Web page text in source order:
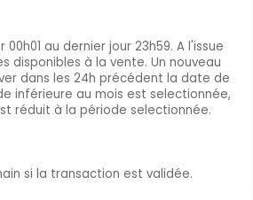
au dernier jour 23h59. A l'issue
à la vente. Un nouveau
dans les 24h précédent la date de
inférieure au mois est selectionnée,
réduit à la période selectionnée.
si la transaction est validée.